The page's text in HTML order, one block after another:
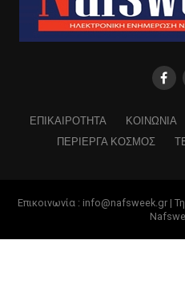
ΕΠΙΚΑΙΡΟΤΗΤΑ ΚΟΙΝΩΝΙΑ
ΠΕΡΙΕΡΓΑ ΚΟΣΜΟΣ
Επικοινωνία : info@nafsweek.gr |